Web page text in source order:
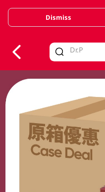
Valid Until 30 June
Dismiss